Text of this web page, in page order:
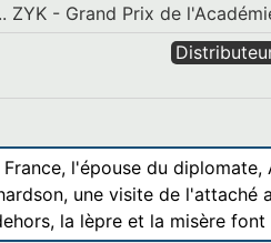
- Grand Prix de
l'épouse du
une visite de
la lèpre et la misère